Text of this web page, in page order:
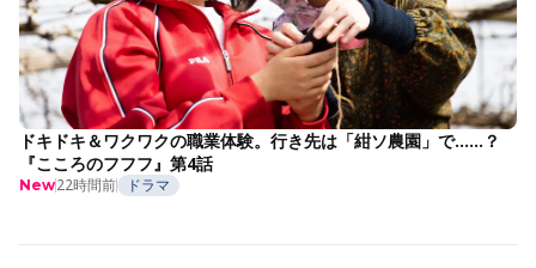
ドキドキ＆ワクワクの職業体験。行き先は「紺ソ農園」で……？
『こころのフフフ』第4話
New22時間前 ドラマ